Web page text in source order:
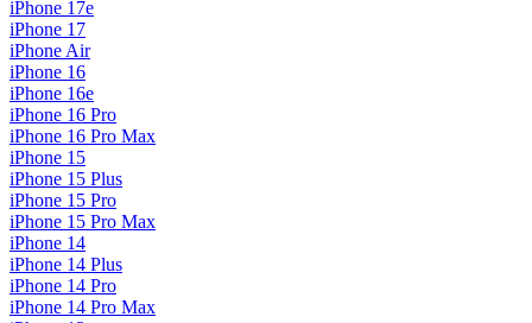
iPhone 17e
iPhone 17
iPhone Air
iPhone 16
iPhone 16e
iPhone 16 Pro
iPhone 16 Pro Max
iPhone 15
iPhone 15 Plus
iPhone 15 Pro
iPhone 15 Pro Max
iPhone 14
iPhone 14 Plus
iPhone 14 Pro
iPhone 14 Pro Max